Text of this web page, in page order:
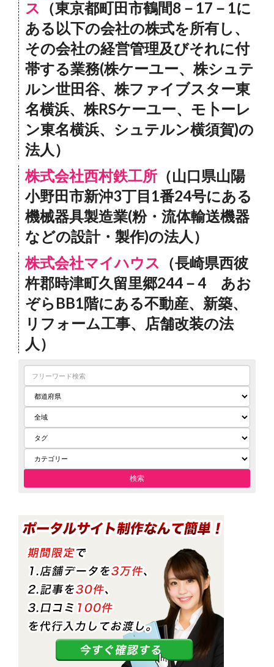
ス
（東京都町田市鶴間8－17－1に
ある以下の会社の株式を所有し、
その会社の経営管理及びそれに付
帯する業務(株ケーユー、株シュテ
ルン世田谷、株ファイブスター東
名横浜、株RSケーユー、モ卜ーレ
ン東名横浜、シュテルン横須賀)の
法人）
株式会社西村鉄工所 （山口県山陽
小野田市新沖3丁目1番24号にある
機械器具製造業(粉・流体輸送機器
などの設計・製作)の法人）
株式会社マイハウス
（長崎県西彼
杵郡時津町久留里郷244－4 あお
ぞらBB1階にある不動産、新築、
リフォーム工事、店舗改装の法
人）